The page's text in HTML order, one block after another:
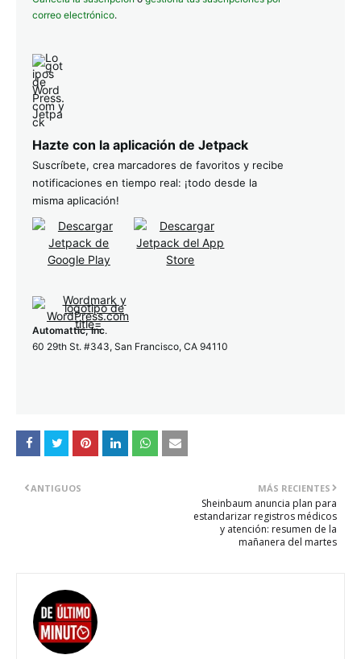
correo electrónico.
Hazte con la aplicación de Jetpack
Suscríbete, crea marcadores de favoritos y recibe
notificaciones en tiempo real: ¡todo desde la
misma aplicación!
Automattic, Inc.
60 29th St. #343, San Francisco, CA 94110
MÁS RECIENTES
Sheinbaum anuncia plan para
estandarizar registros médicos
y atención: resumen de la
mañanera del martes
ANTIGUOS